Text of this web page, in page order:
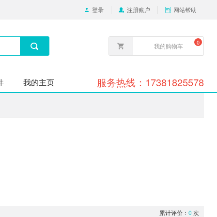
网站帮助
注册账户
登录
我的购物车 0
我的主页 服务热线：17381825578
累计评价： 0 次